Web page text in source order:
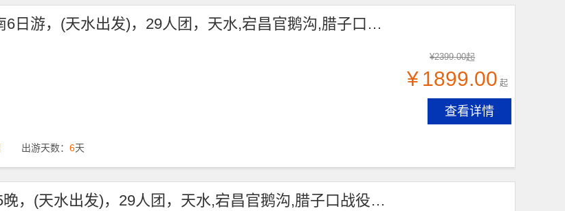
出游天数： 6天
理想·秘境甘南6日游，(天水出发)，29人团，天水,宕昌官鹅沟,腊子口战役纪念碑,迭部县,拉卜楞寺,花湖,郎木寺,扎尕那,若尔盖
¥2399.00起
¥ 1899.00 起
查看详情
九色甘南6天5晚，(天水出发)，29人团，天水,宕昌官鹅沟,腊子口战役纪念碑,迭部县,拉卜楞寺,花湖,郎木寺,扎尕那,若尔盖